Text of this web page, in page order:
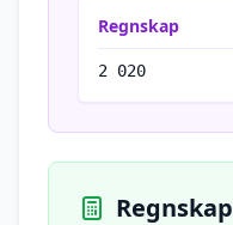
Regnskap
2 020
Regnskap